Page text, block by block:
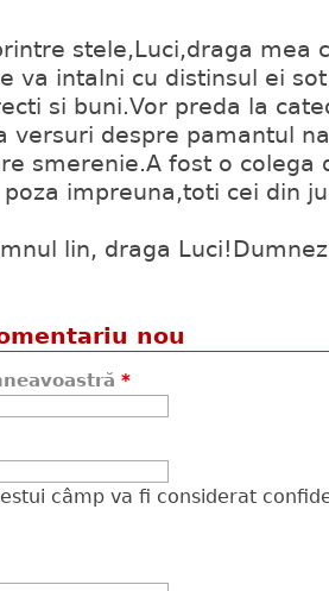
stele,Luci,draga mea
va intalni cu distinsul ei
si buni.Vor preda la
versuri despre pamantul
smerenie.A fost o colega
impreuna,toti cei din
lin, draga
nou
*
câmp va fi considerat